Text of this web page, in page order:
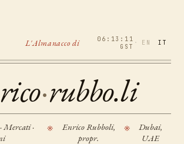
L'Almanacco di
06:13:11
GST · EN IT
·rubbo.li
Mercati ·
※
Enrico Rubboli,
propr.
※
Dubai,
UAE